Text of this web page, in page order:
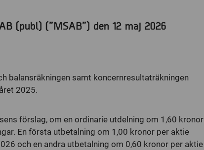
(publ) (”MSAB”) den 12 maj 2026
balansräkningen samt koncernresultaträkningen
2025.
förslag, om en ordinarie utdelning om 1,60 kronor
En första utbetalning om 1,00 kronor per aktie
och en andra utbetalning om 0,60 kronor per aktie